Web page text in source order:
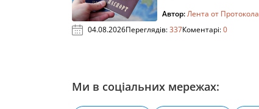
Автор:Лента от Протокола
04.08.2026Переглядів:337Коментарі:0
Ми в соціальних мережах: